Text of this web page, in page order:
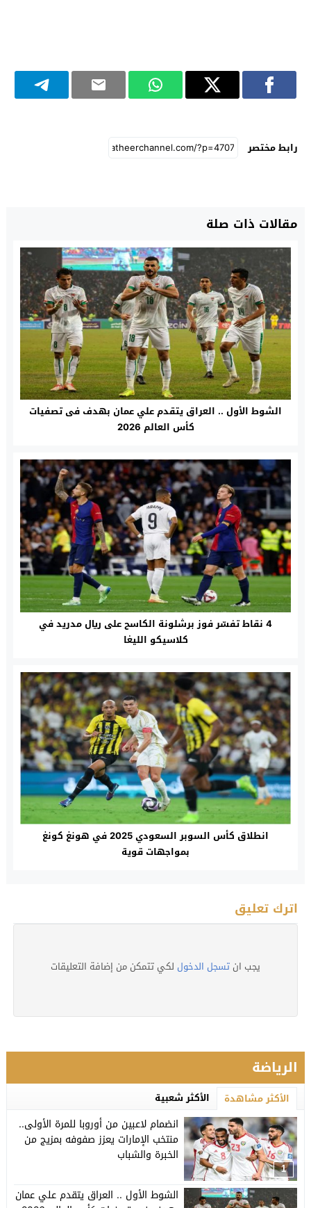
رابط مختصر
مقالات ذات صلة
الشوط الأول .. العراق يتقدم علي عمان بهدف فى تصفيات
كأس العالم 2026
4 نقاط تفسّر فوز برشلونة الكاسح على ريال مدريد في
كلاسيكو الليغا
انطلاق كأس السوبر السعودي 2025 في هونغ كونغ
بمواجهات قوية
اترك تعليق
يجب ان تسجل الدخول لكي تتمكن من إضافة التعليقات
الرياضة
الأكثر مشاهدة الأكثر شعبية
1
انضمام لاعبين من أوروبا للمرة الأولى..
منتخب الإمارات يعزز صفوفه بمزيج من
الخبرة والشباب
الشوط الأول .. العراق يتقدم علي عمان